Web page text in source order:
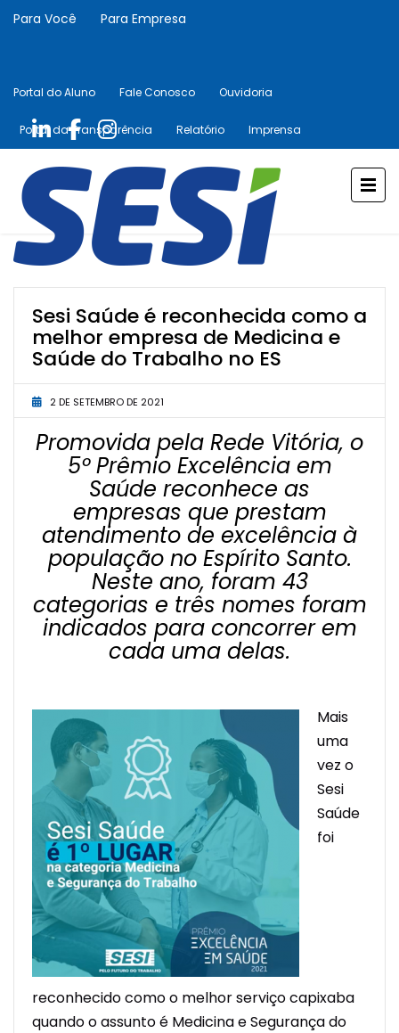
Para Você Para Empresa
Portal do Aluno Fale Conosco Ouvidoria
Portal da Transparência Relatório Imprensa
Sesi Saúde é reconhecida como a
melhor empresa de Medicina e
Saúde do Trabalho no ES
2 DE SETEMBRO DE 2021
Promovida pela Rede Vitória, o
5º Prêmio Excelência em
Saúde reconhece as
empresas que prestam
atendimento de excelência à
população no Espírito Santo.
Neste ano, foram 43
categorias e três nomes foram
indicados para concorrer em
cada uma delas.
Mais
uma
vez o
Sesi
Saúde
foi
reconhecido como o melhor serviço capixaba
quando o assunto é Medicina e Segurança do